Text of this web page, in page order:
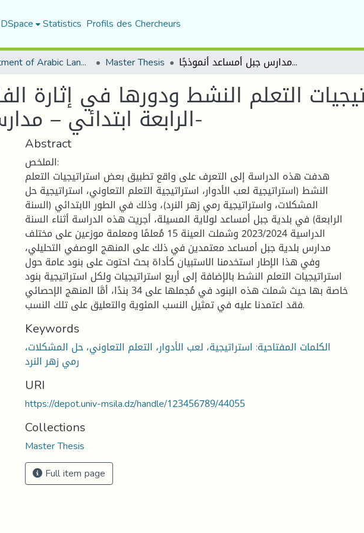
Statistics Profils des Chercheurs
Department of Arabic Language and Literature Master Thesis استراتيجيات التعلم النشط ودورها في إثارة الفاعلية لدى تلاميذ السنة الرابعة ابتدائي – مدارس جبل أمساعد أنموذجًا-
التعلم النشط ودورها في إثارة
الرابعة ابتدائي – مدارس جبل أمساعد أنموذجًا-
Abstract
الملخص:
هدفت هذه الدراسة إلى التعرف على واقع تطبيق بعض استراتيجيات التعلم
النشط (استراتيجية لعب الأدوار، استراتيجية التعلم التعاوني، استراتيجية حل
المشكلات، واستراتيجية رمي زهر النرد)، وذلك في الطور الابتدائي (السنة
الرابعة) في بلدية جبل أمساعد لولاية المسيلة، أجريت هذه الدراسة أثناء السنة
الدراسية 2023/2024 وشملت العينة 15 مُعلمًا ومعلمة موزعين على مختلف
مدارس بلدية جبل أمساعد معتمدين في ذلك على المنهج الوصفي التحليلي،
وفي هذا الإطار استخدمنا الاستبيان كأداة بحث احتوت على بنود عامة حول
استراتيجيات التعلم النشط بالإضافة إلى أربع استراتيجيات ولكل استراتيجية بنود
خاصة بها حيث شملت هذه البنود في مُجملها على 34 بندًا، أمَّا المنهج الإحصائي
فقد اعتمدنا عليه في تمثيل النسب المئوية والتعليق على تلك النسب.
Keywords
الكلمات المفتاحية: استراتيجية، لعب الأدوار، التعلم التعاوني، حل المشكلات،
رمي زهر النرد
URI
https://depot.univ-msila.dz/handle/123456789/44055
Collections
Master Thesis
Full item page